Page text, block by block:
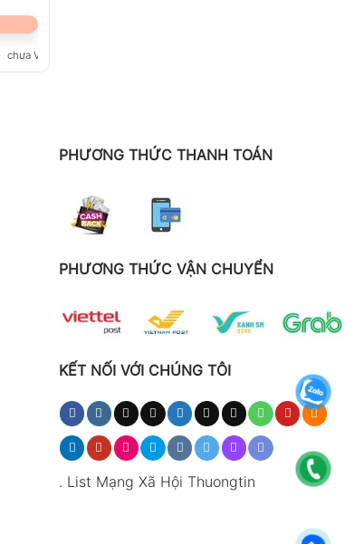
chưa VAT 8%
PHƯƠNG THỨC THANH TOÁN
PHƯƠNG THỨC VẬN CHUYỂN
KẾT NỐI VỚI CHÚNG TÔI
. List Mạng Xã Hội Thuongtin